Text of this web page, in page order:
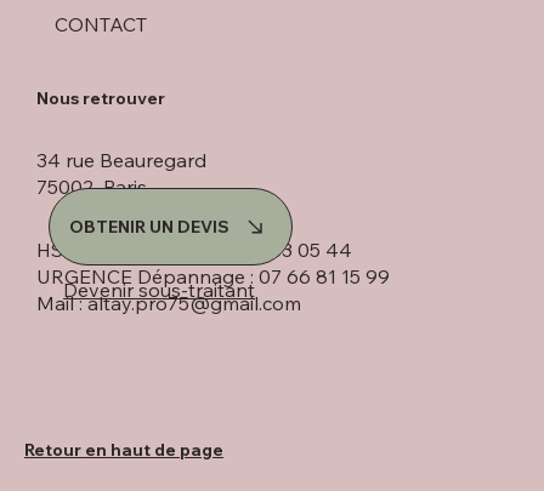
CONTACT
Nous retrouver
34 rue Beauregard
75002 Paris
HSM ART & DECO : 01 42 33 05 44
URGENCE Dépannage : 07 66 81 15 99
Mail :altay.pro75@gmail.com
OBTENIR UN DEVIS
Devenir sous-traitant
Retour en haut de page